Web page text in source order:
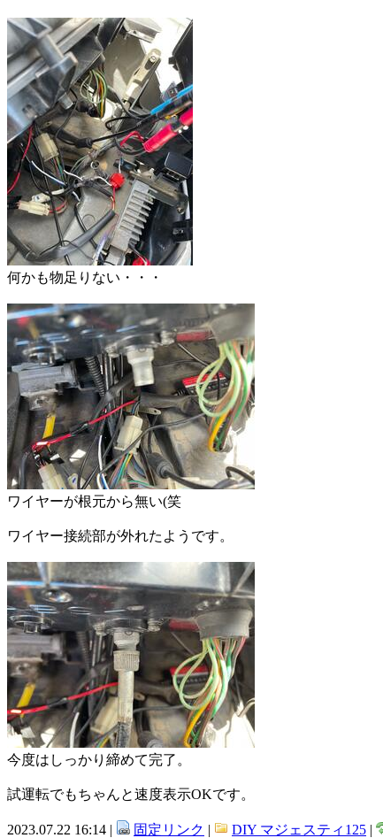
何かも物足りない・・・
ワイヤーが根元から無い(笑
ワイヤー接続部が外れたようです。
今度はしっかり締めて完了。
試運転でもちゃんと速度表示OKです。
2023.07.22 16:14 | 固定リンク | DIY マジェスティ125 |